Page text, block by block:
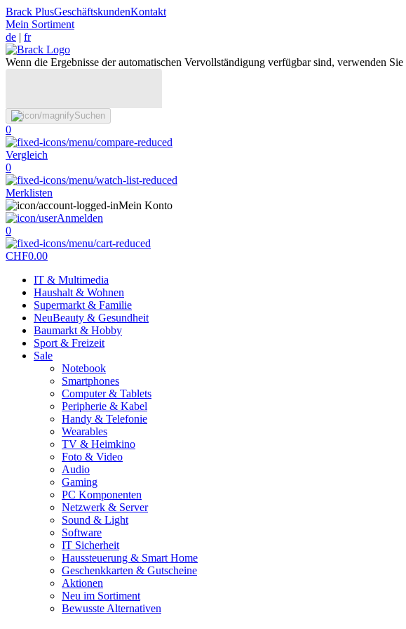
Brack PlusGeschäftskundenKontakt
Mein Sortiment
de | fr
Wenn die Ergebnisse der automatischen Vervollständigung verfügbar sind, verwenden
Suchen
0
Vergleich
0
Merklisten
Mein Konto
Anmelden
0
CHF0.00
IT & Multimedia
Haushalt & Wohnen
Supermarkt & Familie
NeuBeauty & Gesundheit
Baumarkt & Hobby
Sport & Freizeit
Sale
Notebook
Smartphones
Computer & Tablets
Peripherie & Kabel
Handy & Telefonie
Wearables
TV & Heimkino
Foto & Video
Audio
Gaming
PC Komponenten
Netzwerk & Server
Sound & Light
Software
IT Sicherheit
Haussteuerung & Smart Home
Geschenkkarten & Gutscheine
Aktionen
Neu im Sortiment
Bewusste Alternativen